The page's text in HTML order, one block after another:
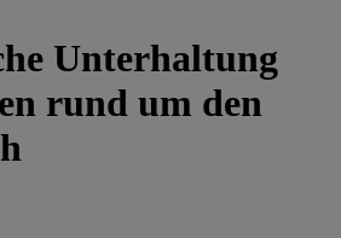
Unterhaltung
rund um den